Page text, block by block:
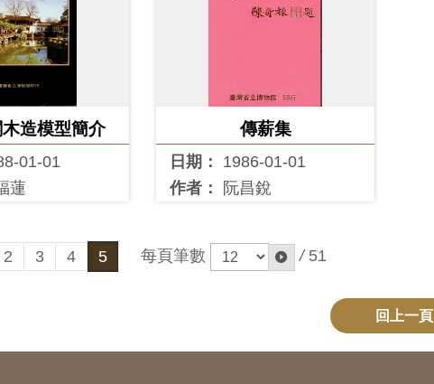
造模型簡介
01-01
蓮
傳薪集
日期：
1986-01-01
作者：
阮昌銳
2 3 4 5 每頁筆數 / 51
回上一頁